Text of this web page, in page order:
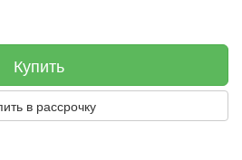
Купить
в рассрочку